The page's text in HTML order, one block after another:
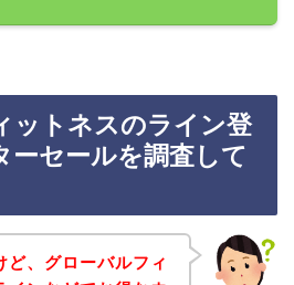
ットネスのライン登
ーセールを調査して
ど、グローバルフィ